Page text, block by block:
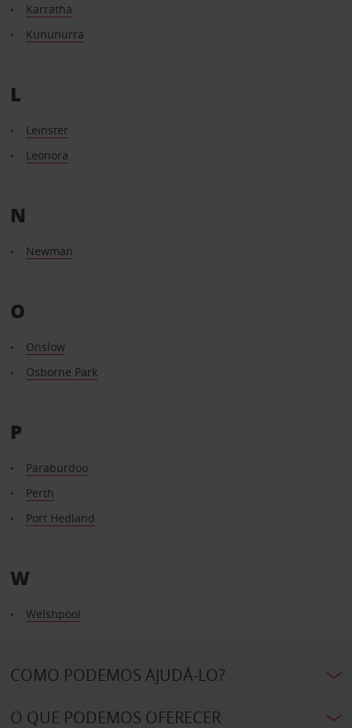
Karratha
Kununurra
L
Leinster
Leonora
N
Newman
O
Onslow
Osborne Park
P
Paraburdoo
Perth
Port Hedland
W
Welshpool
COMO PODEMOS AJUDÁ-LO?
O QUE PODEMOS OFERECER